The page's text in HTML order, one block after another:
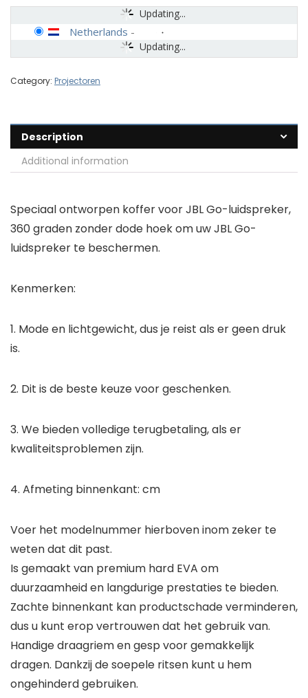
Updating...
Updating...
Netherlands -
Category: Projectoren
Description
Additional information
Speciaal ontworpen koffer voor JBL Go-luidspreker,
360 graden zonder dode hoek om uw JBL Go-
luidspreker te beschermen.
Kenmerken:
1. Mode en lichtgewicht, dus je reist als er geen druk
is.
2. Dit is de beste keuze voor geschenken.
3. We bieden volledige terugbetaling, als er
kwaliteitsproblemen zijn.
4. Afmeting binnenkant: cm
Voer het modelnummer hierboven inom zeker te
weten dat dit past.
Is gemaakt van premium hard EVA om
duurzaamheid en langdurige prestaties te bieden.
Zachte binnenkant kan productschade verminderen,
dus u kunt erop vertrouwen dat het gebruik van.
Handige draagriem en gesp voor gemakkelijk
dragen. Dankzij de soepele ritsen kunt u hem
ongehinderd gebruiken.